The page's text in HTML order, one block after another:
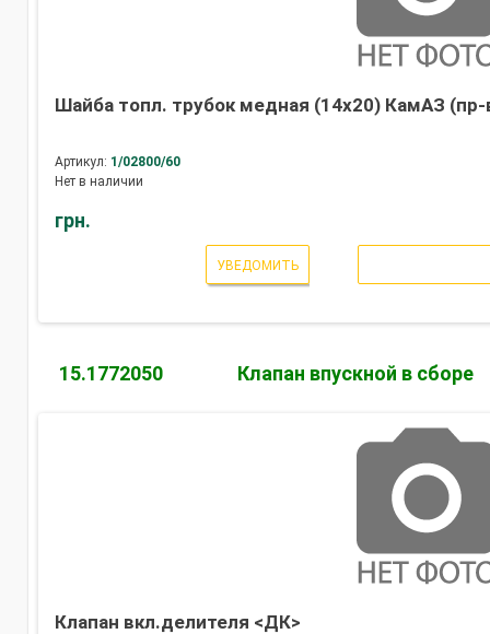
Шайба топл. трубок медная (14х20) КамАЗ
Артикул: 1/02800/60
Нет в наличии
грн.
УВЕДОМИТЬ
15.1772050 Клапан впускной в сборе
Клапан вкл.делителя <ДК>